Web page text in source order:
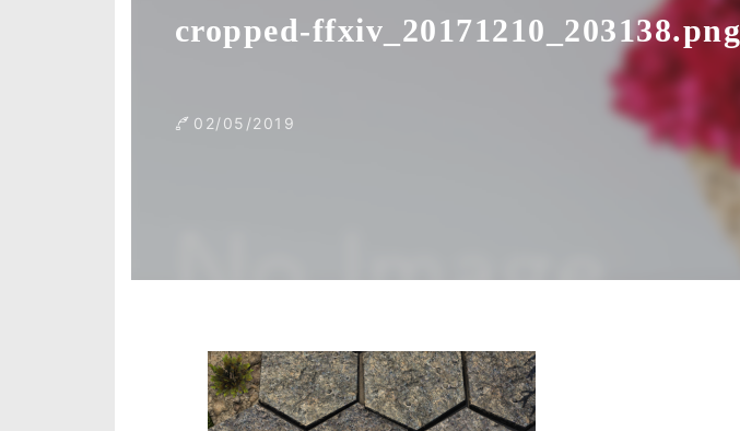
cropped-ffxiv_20171210_203138.png
02/05/2019